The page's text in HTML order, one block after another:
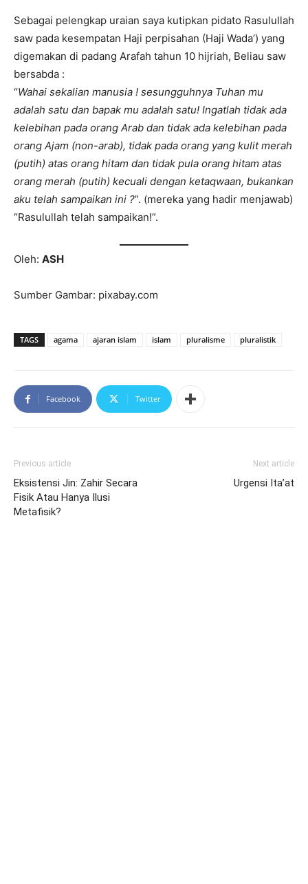
Sebagai pelengkap uraian saya kutipkan pidato Rasulullah
saw pada kesempatan Haji perpisahan (Haji Wada’) yang
digemakan di padang Arafah tahun 10 hijriah, Beliau saw
bersabda :
“Wahai sekalian manusia ! sesungguhnya Tuhan mu
adalah satu dan bapak mu adalah satu! Ingatlah tidak ada
kelebihan pada orang Arab dan tidak ada kelebihan pada
orang Ajam (non-arab), tidak pada orang yang kulit merah
(putih) atas orang hitam dan tidak pula orang hitam atas
orang merah (putih) kecuali dengan ketaqwaan, bukankan
aku telah sampaikan ini ?”. (mereka yang hadir menjawab)
“Rasulullah telah sampaikan!”.
Oleh: ASH
Sumber Gambar: pixabay.com
TAGS agama ajaran islam islam pluralisme pluralistik
Facebook Twitter
Previous article
Eksistensi Jin: Zahir Secara
Fisik Atau Hanya Ilusi
Metafisik?
Next article
Urgensi Ita’at